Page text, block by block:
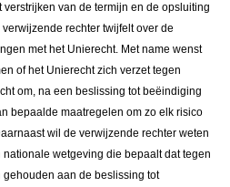
van de termijn en de opsluiting
rechter twijfelt over de
met het Unierecht. Met name wenst
of het Unierecht zich verzet tegen
om, na een beslissing tot beëindiging
bepaalde maatregelen om zo elk risico
wil de verwijzende rechter weten
wetgeving die bepaalt dat tegen
aan de beslissing tot